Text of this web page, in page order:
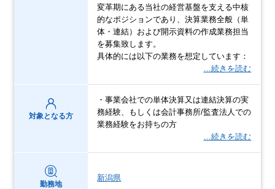
変革期にある当社の経営基盤を支える中核
的なポジションであり、決算業務全般（単
体・連結）および開示資料の作成業務担当
を募集致します。
具体的には以下の業務を想定しています：
…続きを読む
対象となる方
・事業会社での単体決算又は連結決算の実
務経験、もしくは会計事務所/監査法人での
業務経験をお持ちの方
…続きを読む
勤務地
新潟県